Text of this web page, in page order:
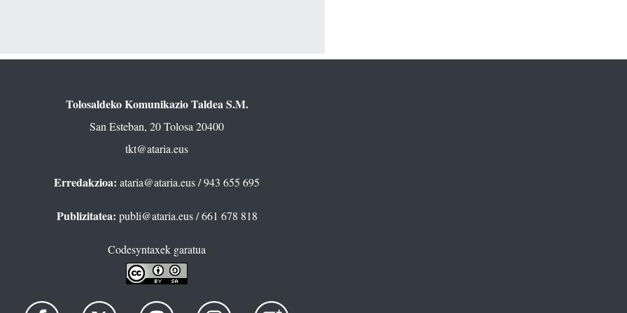
Tolosaldeko Komunikazio Taldea S.M.
San Esteban, 20 Tolosa 20400
tkt@ataria.eus
Erredakzioa: ataria@ataria.eus/ 943 655 695
Publizitatea: publi@ataria.eus/ 661 678 818
Codesyntaxek garatua